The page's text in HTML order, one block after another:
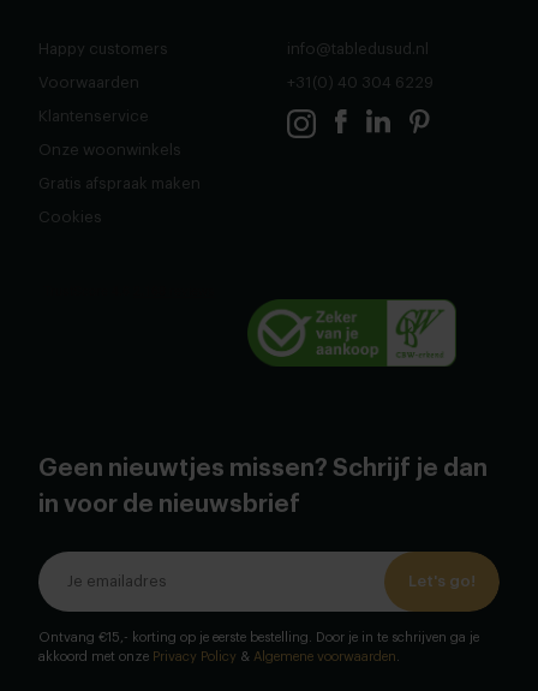
Happy customers
Voorwaarden
Klantenservice
Onze woonwinkels
Gratis afspraak maken
Cookies
info@tabledusud.nl
+31(0) 40 304 6229
Geen nieuwtjes missen? Schrijf je dan
in voor de nieuwsbrief
Let's go!
Ontvang €15,- korting op je eerste bestelling. Door je in te schrijven ga je
akkoord met onze Privacy Policy & Algemene voorwaarden.